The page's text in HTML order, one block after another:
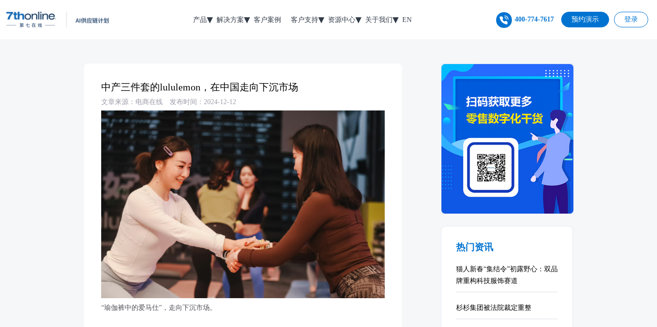
产品 解决方案 客户案例 客户支持 资源中心 关于我们 EN 400-774-7617 预约演示 登录
中产三件套的lululemon，在中国走向下沉市场
文章来源：电商在线 发布时间：2024-12-12
“瑜伽裤中的爱马仕”，走向下沉市场。
热门资讯
猫人新春“集结令”初露野心：双品
牌重构科技服饰赛道
杉杉集团被法院裁定重整